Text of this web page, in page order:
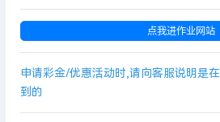
点我进作业网站
申请彩金/优惠活动时,请向客服说明是在
到的